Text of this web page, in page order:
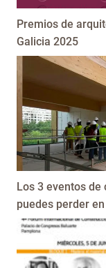
Premios de
Galicia 2025
Los 3 eventos de
puedes perder